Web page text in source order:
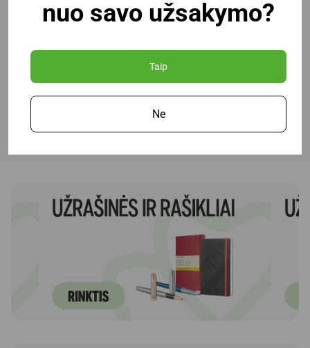
Nemokamas pristatymas
Profesionali pagalba ir
nuo savo užsakymo?
Taip
Ne